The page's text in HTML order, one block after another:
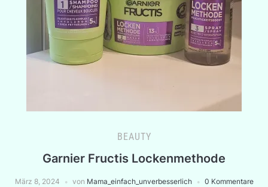
BEAUTY
Garnier Fructis Lockenmethode
März 8, 2024 von Mama_einfach_unverbesserlich 0 Kommentare